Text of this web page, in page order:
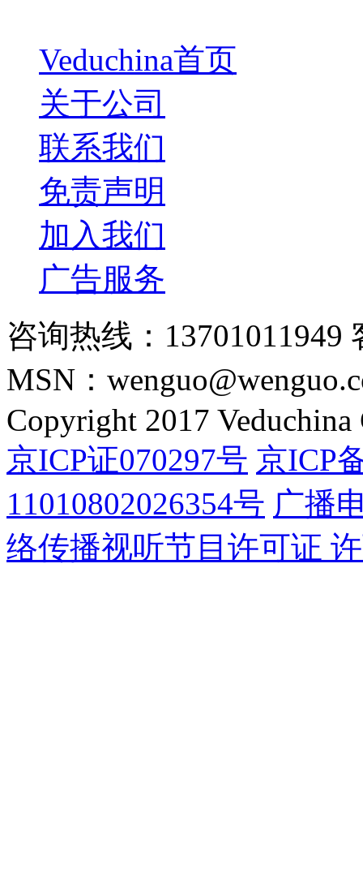
Veduchina首页
关于公司
联系我们
免责声明
加入我们
广告服务
咨询热线：13701011949
MSN：
Copyright 2017
京ICP证070297号 京ICP
11010802026354号 广播
络传播视听节目许可证